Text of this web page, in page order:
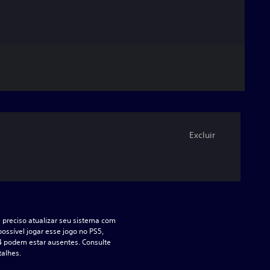
Excluir
preciso atualizar seu sistema com
jogar esse jogo no PS5,
podem estar ausentes. Consulte